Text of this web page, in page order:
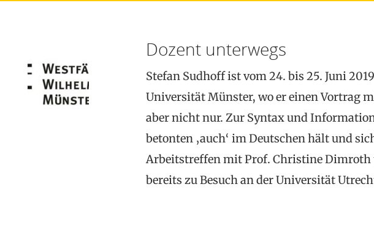
Dozent unterwegs
Stefan Sudhoff ist vom 24. bis 25. Juni
Universität Münster, wo er einen Vortrag
aber nicht nur. Zur Syntax und
betonten ‚auch‘ im Deutschen hält und
Arbeitstreffen mit Prof. Christine
bereits zu Besuch an der Universität